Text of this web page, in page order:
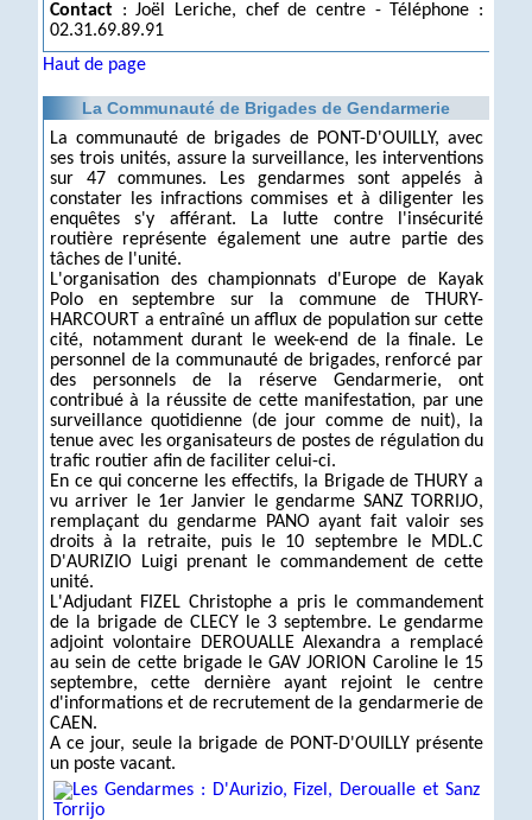
Contact: Joël Leriche, chef de centre - Téléphone :
02.31.69.89.91
Haut de page
La Communauté de Brigades de Gendarmerie
La communauté de brigades de PONT-D'OUILLY, avec
ses trois unités, assure la surveillance, les interventions
sur 47 communes. Les gendarmes sont appelés à
constater les infractions commises et à diligenter les
enquêtes s'y afférant. La lutte contre l'insécurité
routière représente également une autre partie des
tâches de l'unité.
L'organisation des championnats d'Europe de Kayak
Polo en septembre sur la commune de THURY-
HARCOURT a entraîné un afflux de population sur cette
cité, notamment durant le week-end de la finale. Le
personnel de la communauté de brigades, renforcé par
des personnels de la réserve Gendarmerie, ont
contribué à la réussite de cette manifestation, par une
surveillance quotidienne (de jour comme de nuit), la
tenue avec les organisateurs de postes de régulation du
trafic routier afin de faciliter celui-ci.
En ce qui concerne les effectifs, la Brigade de THURY a
vu arriver le 1er Janvier le gendarme SANZ TORRIJO,
remplaçant du gendarme PANO ayant fait valoir ses
droits à la retraite, puis le 10 septembre le MDL.C
D'AURIZIO Luigi prenant le commandement de cette
unité.
L'Adjudant FIZEL Christophe a pris le commandement
de la brigade de CLECY le 3 septembre. Le gendarme
adjoint volontaire DEROUALLE Alexandra a remplacé
au sein de cette brigade le GAV JORION Caroline le 15
septembre, cette dernière ayant rejoint le centre
d'informations et de recrutement de la gendarmerie de
CAEN.
A ce jour, seule la brigade de PONT-D'OUILLY présente
un poste vacant.